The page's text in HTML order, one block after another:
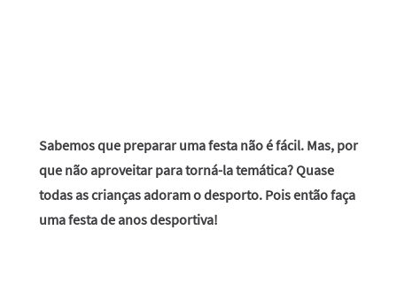
Sabemos que preparar uma festa não é fácil. Mas, por
que não aproveitar para torná-la temática? Quase
todas as crianças adoram o desporto. Pois então faça
uma festa de anos desportiva!